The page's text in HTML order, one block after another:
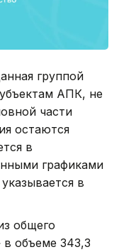
группой
АПК, не
части
остаются
в
графиками
в
общего
в объеме 343,3